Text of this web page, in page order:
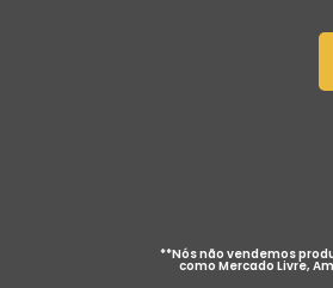
**Nós não vendemos
como Mercado Livre,